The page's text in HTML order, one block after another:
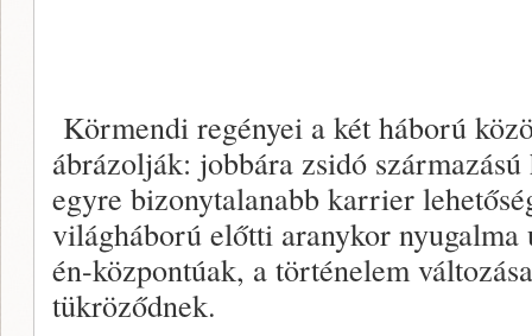
Körmendi regényei a két háború
ábrázolják: jobbára zsidó
egyre bizonytalanabb karrier
világháború előtti aranykor nyugalma
én-központúak, a történelem
tükröződnek.